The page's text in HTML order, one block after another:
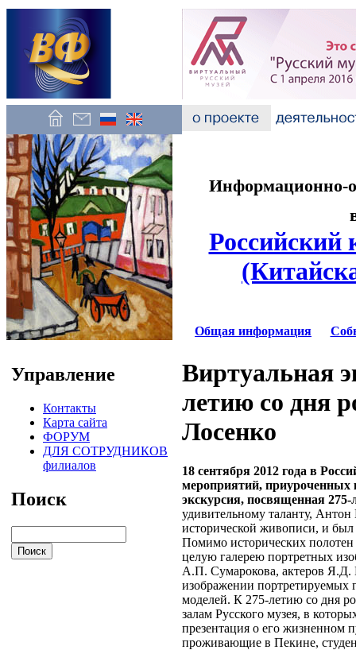
Управление
Контакты
Карта сайта
ФОРУМ
ДЛЯ СОТРУДНИКОВ
филиалов
Поиск
Информационно-
Российский
Общая информация
Виртуальная
летию со дня
Лосенко
18 сентября 2012 года в
мероприятий, приуроченных
экскурсия, посвященная
удивительному таланту,
исторической живописи, и был
Помимо исторических
целую галерею портретных
А.П. Сумарокова, актеров Я.Д.
изображении портретируемых
моделей. К 275-летию со дня
залам Русского музея, в
презентация о его жизненном
проживающие в Пекине,